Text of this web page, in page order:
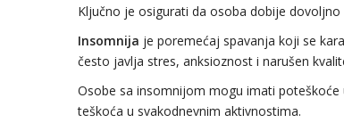
Ključno je osigurati da osoba dobije
Insomnija je poremećaj spavanja koji se
često javlja stres, anksioznost i narušen
Osobe sa insomnijom mogu imati
teškoća u svakodnevnim aktivnostima.